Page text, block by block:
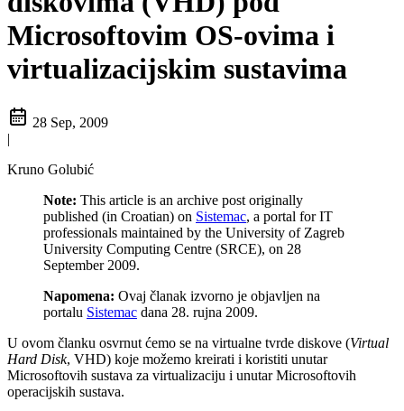
Microsoftovim OS-ovima i
virtualizacijskim sustavima
28 Sep, 2009
|
Kruno Golubić
Note: This article is an archive post originally
published (in Croatian) on Sistemac, a portal for IT
professionals maintained by the University of Zagreb
University Computing Centre (SRCE), on 28
September 2009.
Napomena: Ovaj članak izvorno je objavljen na
portalu Sistemac dana 28. rujna 2009.
U ovom članku osvrnut ćemo se na virtualne tvrde diskove (Virtual
Hard Disk, VHD) koje možemo kreirati i koristiti unutar
Microsoftovih sustava za virtualizaciju i unutar Microsoftovih
operacijskih sustava.